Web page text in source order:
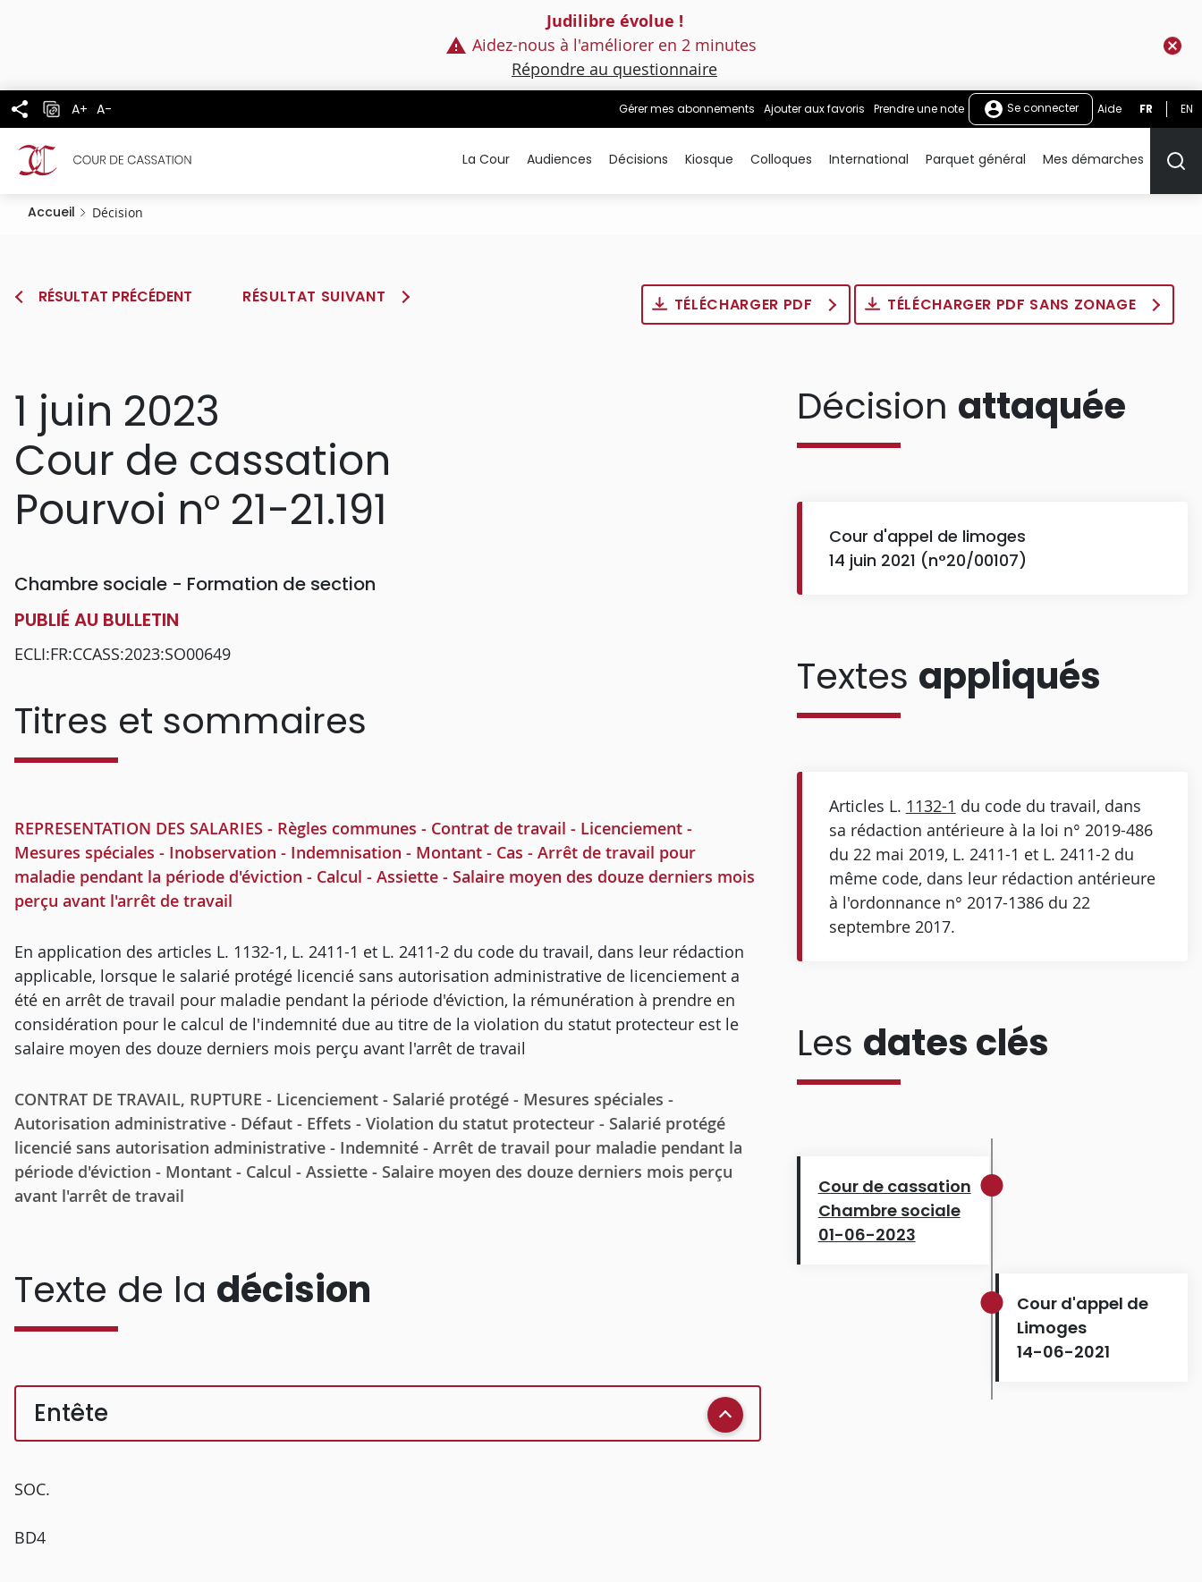
Judilibre évolue !
Aidez-nous à l'améliorer en 2 minutes
Répondre au questionnaire
A+ A- Gérer mes abonnements Ajouter aux favoris Prendre une note Se connecter Aide FR EN
La Cour Audiences Décisions Kiosque Colloques International Parquet général Mes démarches
Accueil Décision
TÉLÉCHARGER PDF TÉLÉCHARGER PDF SANS ZONAGE
RÉSULTAT PRÉCÉDENT RÉSULTAT SUIVANT
1 juin 2023
Cour de cassation
Pourvoi n° 21-21.191
Chambre sociale - Formation de section
PUBLIÉ AU BULLETIN
ECLI:FR:CCASS:2023:SO00649
Titres et sommaires
REPRESENTATION DES SALARIES - Règles communes - Contrat de travail - Licenciement -
Mesures spéciales - Inobservation - Indemnisation - Montant - Cas - Arrêt de travail pour
maladie pendant la période d'éviction - Calcul - Assiette - Salaire moyen des douze derniers mois
perçu avant l'arrêt de travail
En application des articles L. 1132-1, L. 2411-1 et L. 2411-2 du code du travail, dans leur rédaction
applicable, lorsque le salarié protégé licencié sans autorisation administrative de licenciement a
été en arrêt de travail pour maladie pendant la période d'éviction, la rémunération à prendre en
considération pour le calcul de l'indemnité due au titre de la violation du statut protecteur est le
salaire moyen des douze derniers mois perçu avant l'arrêt de travail
CONTRAT DE TRAVAIL, RUPTURE - Licenciement - Salarié protégé - Mesures spéciales -
Autorisation administrative - Défaut - Effets - Violation du statut protecteur - Salarié protégé
licencié sans autorisation administrative - Indemnité - Arrêt de travail pour maladie pendant la
période d'éviction - Montant - Calcul - Assiette - Salaire moyen des douze derniers mois perçu
avant l'arrêt de travail
Texte de la décision
Entête
SOC.
BD4
Décision attaquée
Cour d'appel de limoges
14 juin 2021 (n°20/00107)
Textes appliqués
Articles L. 1132-1 du code du travail, dans
sa rédaction antérieure à la loi n° 2019-486
du 22 mai 2019, L. 2411-1 et L. 2411-2 du
même code, dans leur rédaction antérieure
à l'ordonnance n° 2017-1386 du 22
septembre 2017.
Les dates clés
Cour de cassation
Chambre sociale
01-06-2023
Cour d'appel de
Limoges
14-06-2021